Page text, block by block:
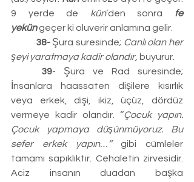
9 yerde de kün’den sonra fe
yeküngeçer ki oluverir anlamına gelir.
	38-
Şura suresinde; Canlı olan her
şeyi yaratmaya kadir olandır, buyurur.
	39
- Şura ve Rad suresinde;
İnsanlara haassaten dişilere kısırlık
veya erkek, dişi, ikiz, üçüz, dördüz
vermeye kadir olandır. ‘’Çocuk yapın.
Çocuk yapmaya düşünmüyoruz. Bu
sefer erkek yapın…’’ gibi cümleler
tamamı sapıklıktır. Cehaletin zirvesidir.
Aciz insanın duadan başka